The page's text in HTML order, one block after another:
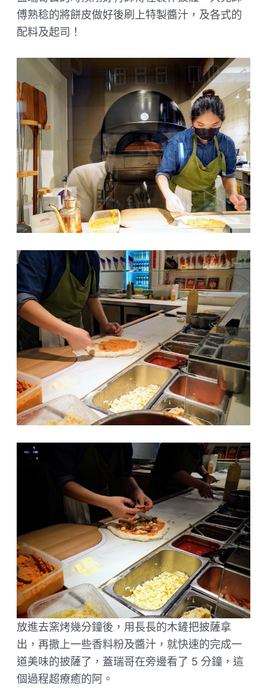
傅熟稔的將餅皮做好後刷上特製醬汁，及各式的
配料及起司！
放進去窯烤幾分鐘後，用長長的木鏟把披薩拿
出，再撒上一些香料粉及醬汁，就快速的完成一
道美味的披薩了，蓋瑞哥在旁邊看了 5 分鐘，這
個過程超療癒的阿。